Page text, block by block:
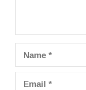
Name
Email